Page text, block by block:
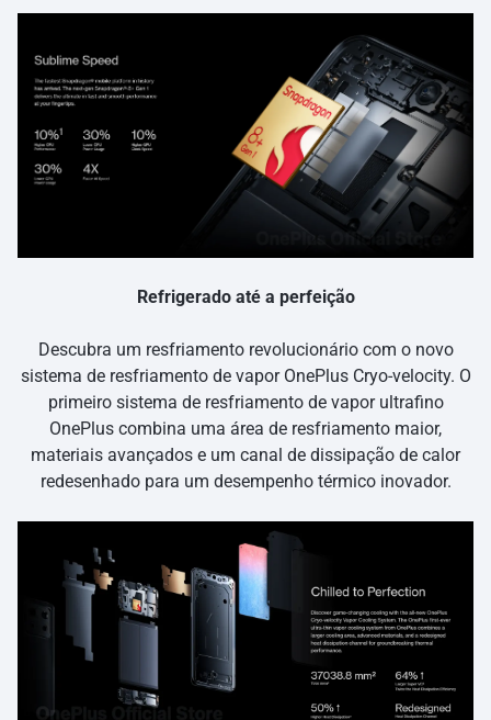
Refrigerado até a perfeição
Descubra um resfriamento revolucionário com o novo
sistema de resfriamento de vapor OnePlus Cryo-velocity. O
primeiro sistema de resfriamento de vapor ultrafino
OnePlus combina uma área de resfriamento maior,
materiais avançados e um canal de dissipação de calor
redesenhado para um desempenho térmico inovador.